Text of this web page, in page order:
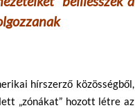
hírszerző közösségből,
„zónákat” hozott létre az